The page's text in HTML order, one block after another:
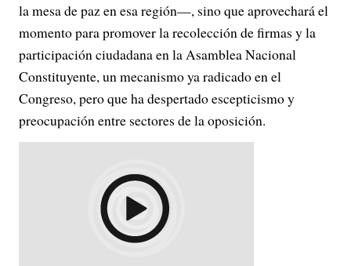
la mesa de paz en esa región—, sino que aprovechará el
momento para promover la recolección de firmas y la
participación ciudadana en la Asamblea Nacional
Constituyente, un mecanismo ya radicado en el
Congreso, pero que ha despertado escepticismo y
preocupación entre sectores de la oposición.